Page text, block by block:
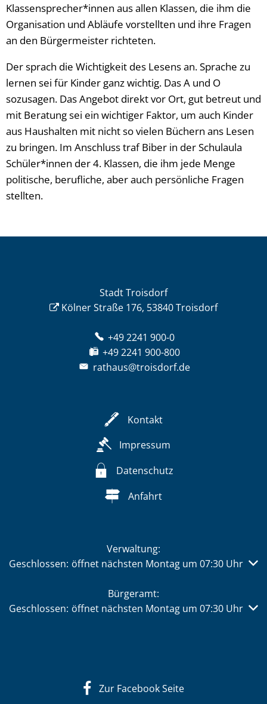
Klassensprecher*innen aus allen Klassen, die ihm die
Organisation und Abläufe vorstellten und ihre Fragen
an den Bürgermeister richteten.
Der sprach die Wichtigkeit des Lesens an. Sprache zu
lernen sei für Kinder ganz wichtig. Das A und O
sozusagen. Das Angebot direkt vor Ort, gut betreut und
mit Beratung sei ein wichtiger Faktor, um auch Kinder
aus Haushalten mit nicht so vielen Büchern ans Lesen
zu bringen. Im Anschluss traf Biber in der Schulaula
Schüler*innen der 4. Klassen, die ihm jede Menge
politische, berufliche, aber auch persönliche Fragen
stellten.
Stadt Troisdorf
Kölner Straße 176, 53840 Troisdorf
+49 2241 900-0
+49 2241 900-800
rathaus@troisdorf.de
Kontakt
Impressum
Datenschutz
Anfahrt
Verwaltung:
Klicken, um weitere Öffnungs- oder Schließzeiten
Geschlossen: öffnet nächsten Montag um 07:30 Uhr
Bürgeramt:
Klicken, um weitere Öffnungs- oder Schließzeiten
Geschlossen: öffnet nächsten Montag um 07:30 Uhr
Zur Facebook Seite